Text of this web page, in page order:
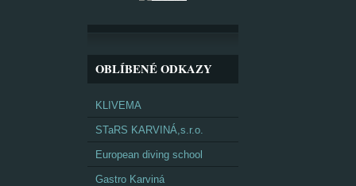
OBLÍBENÉ ODKAZY
KLIVEMA
STaRS KARVINÁ,s.r.o.
European diving school
Gastro Karviná